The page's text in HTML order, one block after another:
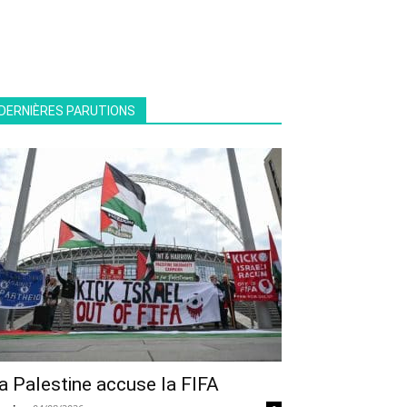
PARUTIONS
Palestine accuse la FIFA